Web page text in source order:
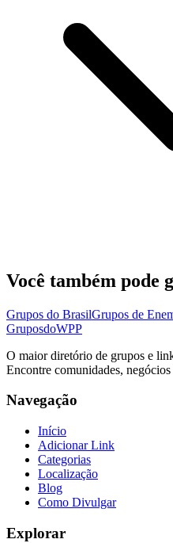
Você também pode
Grupos do BrasilGrupos de
GruposdoWPP
O maior diretório de grupos e
Encontre comunidades,
Navegação
Início
Adicionar Link
Categorias
Localização
Blog
Como Divulgar
Explorar